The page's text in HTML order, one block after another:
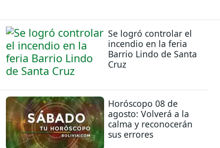
Se logró controlar el
incendio en la feria
Barrio Lindo de Santa
Cruz
Horóscopo 08 de
agosto: Volverá a la
calma y reconocerán
sus errores